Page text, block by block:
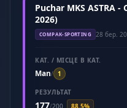
Puchar MKS ASTRA
2026)
COMPAK-SPORTING 28 бер.
КАТ. / МІСЦЕ В КАТ.
Man/ 1
РЕЗУЛЬТАТ
177/200 88.5%